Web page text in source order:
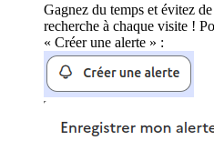
Gagnez du temps et évitez
recherche à chaque visite !
« Créer une alerte » :